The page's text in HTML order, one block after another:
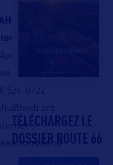
Bureau
Suite 801
96815 USA
524-0722
:
oahu
TÉLÉCHARGEZ LE
DOSSIER ROUTE 66